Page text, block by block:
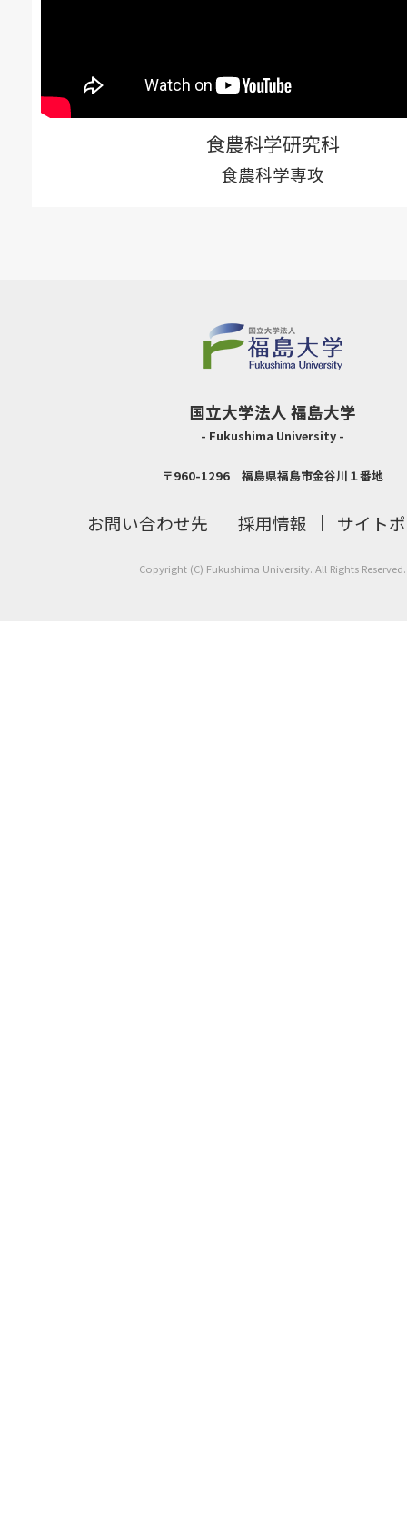
食農科学研究科
食農科学専攻
国立大学法人 福島大学
- Fukushima University -
〒960-1296 福島県福島市金谷川１番地
お問い合わせ先 採用情報 サイト
Copyright (C) Fukushima University. All Rights Reserved.